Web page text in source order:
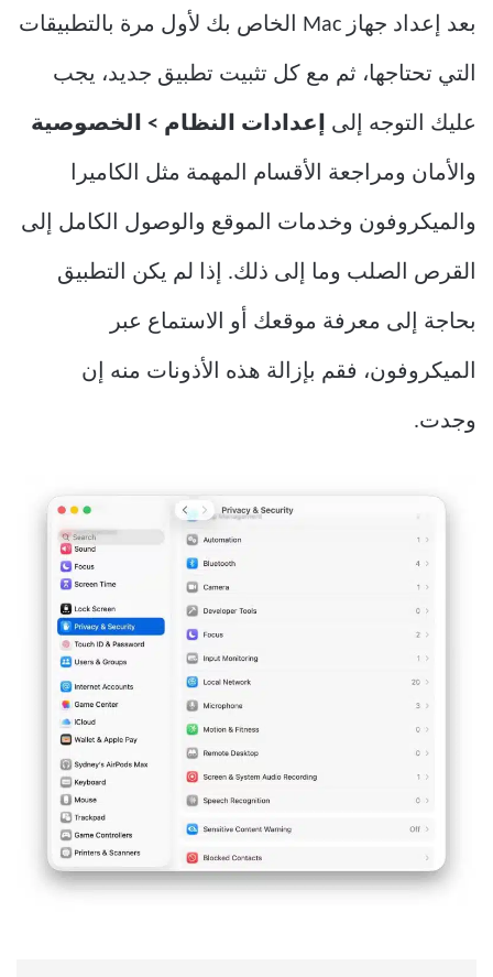
بعد إعداد جهاز Mac الخاص بك لأول مرة بالتطبيقات
التي تحتاجها، ثم مع كل تثبيت تطبيق جديد، يجب
عليك التوجه إلى إعدادات النظام > الخصوصية
والأمان ومراجعة الأقسام المهمة مثل الكاميرا
والميكروفون وخدمات الموقع والوصول الكامل إلى
القرص الصلب وما إلى ذلك. إذا لم يكن التطبيق
بحاجة إلى معرفة موقعك أو الاستماع عبر
الميكروفون، فقم بإزالة هذه الأذونات منه إن
وجدت.